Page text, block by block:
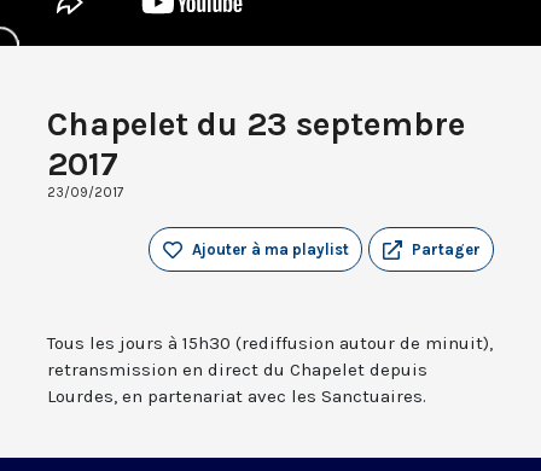
Chapelet du 23 septembre
2017
23/09/2017
Partager
Ajouter à ma playlist
Tous les jours à 15h30 (rediffusion autour de minuit),
retransmission en direct du Chapelet depuis
Lourdes, en partenariat avec les Sanctuaires.